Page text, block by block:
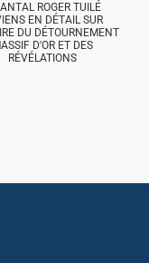
ROGER TUILÉ
EN DÉTAIL SUR
DU DÉTOURNEMENT
D'OR ET DES
RÉVÉLATIONS